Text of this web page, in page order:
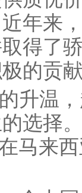
年来
得了
的贡
升温
选择
马来